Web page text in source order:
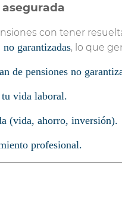
con tener
garantizadas, lo que
de pensiones no
tu vida laboral.
(vida, ahorro, inversión).
profesional.